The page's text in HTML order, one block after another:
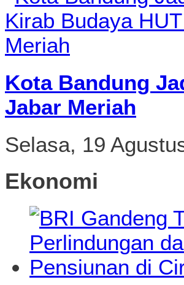
Kota Bandung
Jabar Meriah
Selasa, 19
Ekonomi